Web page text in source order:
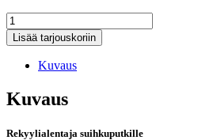
Rekyylinalentaja
3"
määrä
Lisää tarjouskoriin
Kuvaus
Kuvaus
Rekyylialentaja suihkuputkille